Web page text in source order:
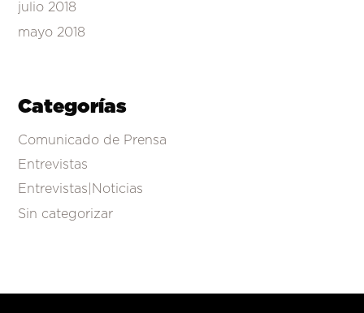
julio 2018
mayo 2018
Categorías
Comunicado de Prensa
Entrevistas
Entrevistas|Noticias
Sin categorizar